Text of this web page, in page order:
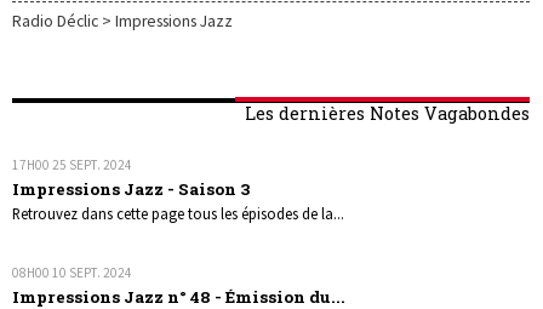
Radio Déclic > Impressions Jazz
Les dernières Notes Vagabondes
17H00 25 SEPT. 2024
Impressions Jazz - Saison 3
Retrouvez dans cette page tous les épisodes de la...
08H00 10 SEPT. 2024
Impressions Jazz n° 48 - Émission du...